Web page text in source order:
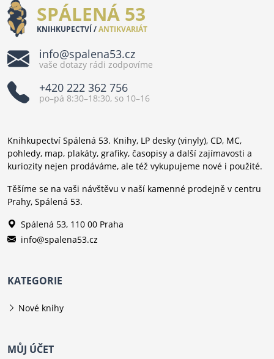
SPÁLENÁ 53
KNIHKUPECTVÍ /ANTIKVARIÁT
info@spalena53.cz
vaše dotazy rádi zodpovíme
+420 222 362 756
po–pá 8:30–18:30, so 10–16
Knihkupectví Spálená 53. Knihy, LP desky (vinyly), CD, MC,
pohledy, map, plakáty, grafiky, časopisy a další zajímavosti a
kuriozity nejen prodáváme, ale též vykupujeme nové i použité.
Těšíme se na vaši návštěvu v naší kamenné prodejně v centru
Prahy, Spálená 53.
Spálená 53, 110 00 Praha
info@spalena53.cz
KATEGORIE
Nové knihy
MŮJ ÚČET